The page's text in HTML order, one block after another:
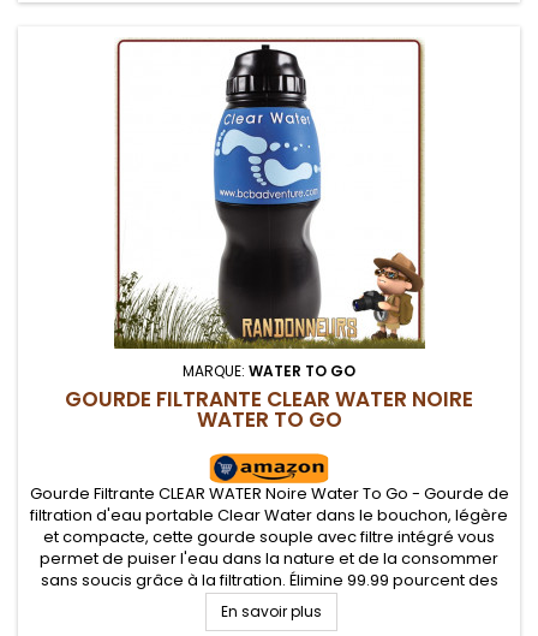
MARQUE: WATER TO GO
GOURDE FILTRANTE CLEAR WATER NOIRE
WATER TO GO
Gourde Filtrante CLEAR WATER Noire Water To Go - Gourde de
filtration d'eau portable Clear Water dans le bouchon, légère
et compacte, cette gourde souple avec filtre intégré vous
permet de puiser l'eau dans la nature et de la consommer
sans soucis grâce à la filtration. Élimine 99.99 pourcent des
organismes ainsi que les sédiments et certains métaux
lourds
En savoir plus